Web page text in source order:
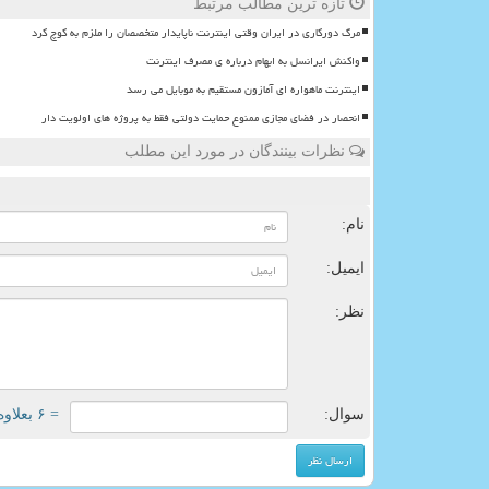
تازه ترین مطالب مرتبط
مرگ دورکاری در ایران وقتی اینترنت ناپایدار متخصصان را ملزم به کوچ کرد
واکنش ایرانسل به ابهام درباره ی مصرف اینترنت
اینترنت ماهواره ای آمازون مستقیم به موبایل می رسد
انحصار در فضای مجازی ممنوع حمایت دولتی فقط به پروژه های اولویت دار
نظرات بینندگان در مورد این مطلب
نام:
ایمیل:
نظر:
سوال: = ۶ بعلاوه ۳